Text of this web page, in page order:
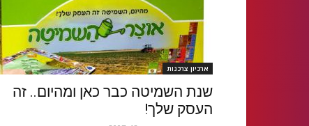
ארכיון צרכנות
שנת השמיטה כבר כאן ומהיום.. זה
העסק שלך!